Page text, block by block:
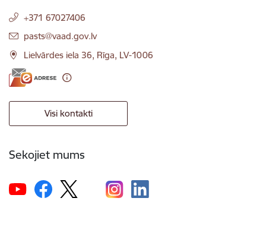
+371 67027406
E-pasts:
pasts@vaad.gov.lv
Lielvārdes iela 36, Rīga, LV-1006
Visi kontakti
Sekojiet mums